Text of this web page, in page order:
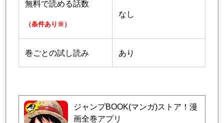
無料で読める話数
（条件あり※）
なし
巻ごとの試し読み あり
ジャンプBOOK(マンガ)ストア！漫
画全巻アプリ